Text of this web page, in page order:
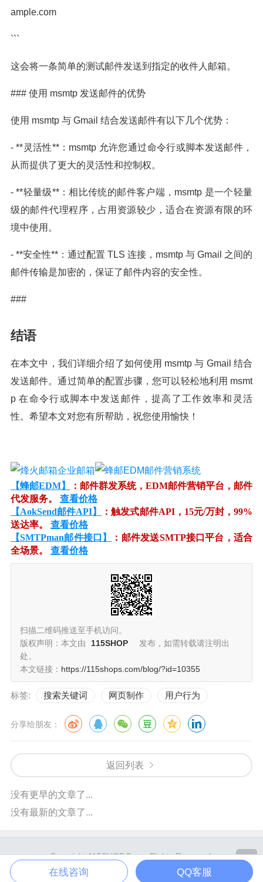
ample.com
```
这会将一条简单的测试邮件发送到指定的收件人邮箱。
### 使用 msmtp 发送邮件的优势
使用 msmtp 与 Gmail 结合发送邮件有以下几个优势：
- **灵活性**：msmtp 允许您通过命令行或脚本发送邮件，
从而提供了更大的灵活性和控制权。
- **轻量级**：相比传统的邮件客户端，msmtp 是一个轻量
级的邮件代理程序，占用资源较少，适合在资源有限的环
境中使用。
- **安全性**：通过配置 TLS 连接，msmtp 与 Gmail 之间的
邮件传输是加密的，保证了邮件内容的安全性。
###
结语
在本文中，我们详细介绍了如何使用 msmtp 与 Gmail 结合
发送邮件。通过简单的配置步骤，您可以轻松地利用 msmt
p 在命令行或脚本中发送邮件，提高了工作效率和灵活
性。希望本文对您有所帮助，祝您使用愉快！
【蜂邮EDM】
：邮件群发系统，EDM邮件营销平台，邮件
代发服务。 查看价格
【AokSend邮件API】
：触发式邮件API，15元/万封，99%
送达率。 查看价格
【SMTPman邮件接口】
：邮件发送SMTP接口平台，适合
全场景。 查看价格
扫描二维码推送至手机访问。
版权声明：本文由
115SHOP
发布，如需转载请注明出
处。
本文链接： https://115shops.com/blog/?id=10355
标签: 搜索关键词 网页制作 用户行为
分享给朋友：
返回列表
没有更早的文章了...
没有最新的文章了...
Copyright 115SHOP.Some Rights Reserved.
Powered By
Z-BlogPHP . Theme byTOYEAN
在线咨询 QQ客服